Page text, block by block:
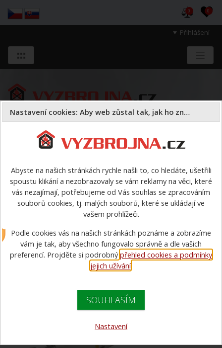
Přihlášení
0 0
a majetek druhých.
Dýchací přístroje lahve> Ocelová tlaková láhev Dräger
6l/300 bar
6l/300 bar
Nastavení cookies: Aby web zůstal tak, jak ho znáte
Abyste na našich stránkách rychle našli to, co hledáte, ušetřili
spoustu klikání a nezobrazovaly se vám reklamy na věci, které
vás nezajímají, potřebujeme od Vás souhlas se zpracováním
souborů cookies, tj. malých souborů, které se ukládají ve
vašem prohlížeči.
Podle cookies vás na našich stránkách poznáme a zobrazíme
vám je tak, aby všechno fungovalo správně a dle vašich
preferencí. Projděte si podrobnýpřehled cookies a podmínky
jejich užívání.
SOUHLASÍM
Nastavení